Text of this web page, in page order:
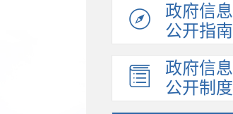
政府信息
公开指南
政府信息
公开制度